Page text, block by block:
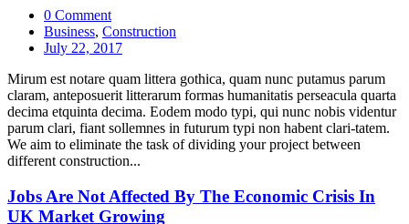
0 Comment
Business, Construction
July 22, 2017
Mirum est notare quam littera gothica, quam nunc putamus parum
claram, anteposuerit litterarum formas humanitatis perseacula quarta
decima etquinta decima. Eodem modo typi, qui nunc nobis videntur
parum clari, fiant sollemnes in futurum typi non habent clari-tatem.
We aim to eliminate the task of dividing your project between
different construction...
Jobs Are Not Affected By The Economic Crisis In
UK Market Growing